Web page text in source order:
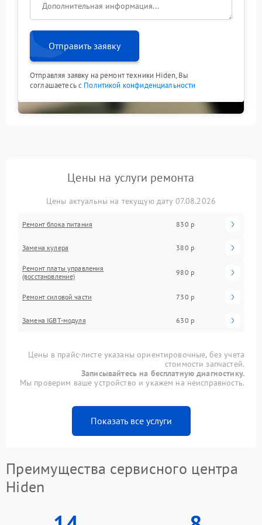
Отправить заявку
Отправляя заявку на ремонт техники Hiden, Вы
соглашаетесь с Политикой конфиденциальности
Цены на услуги ремонта
Цены актуальны на текущую дату 07.08.2026
Ремонт блока питания 830 р
Замена кулера 380 р
Ремонт платы управления
(восстановление)
980 р
Ремонт силовой части 730 р
Замена IGBT-модуля 630 р
Цены в прайс-листе указаны ориентировочные, без учета
стоимости запчастей.
Записывайтесь на бесплатную диагностику.
Мы проверим ваше устройство и укажем на неисправность.
Показать все услуги
Преимущества сервисного центра
Hiden